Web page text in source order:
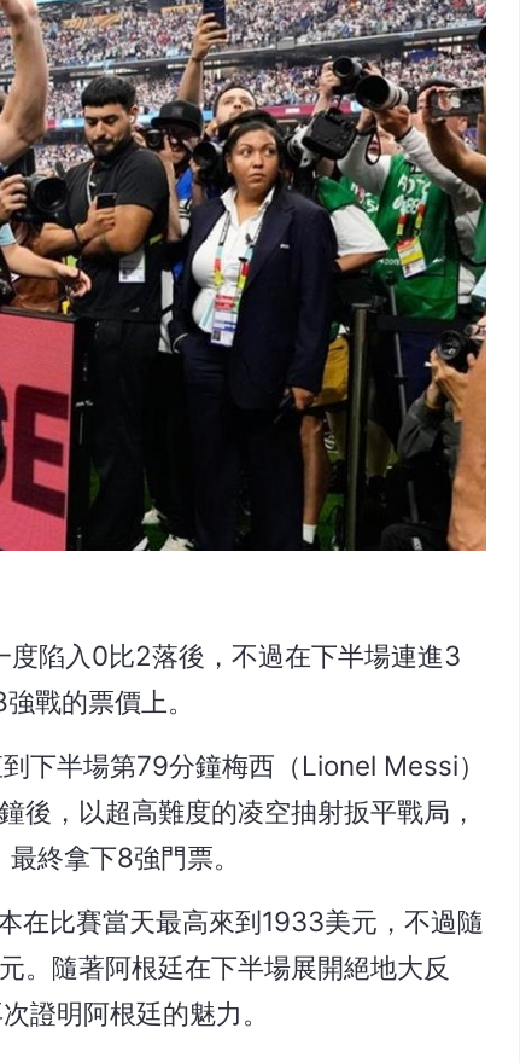
陷入0比2落後，不過在下半場連進3
戰的票價上。
下半場第79分鐘梅西（Lionel Messi）
，以超高難度的凌空抽射扳平戰局，
終拿下8強門票。
在比賽當天最高來到1933美元，不過隨
。隨著阿根廷在下半場展開絕地大反
證明阿根廷的魅力。